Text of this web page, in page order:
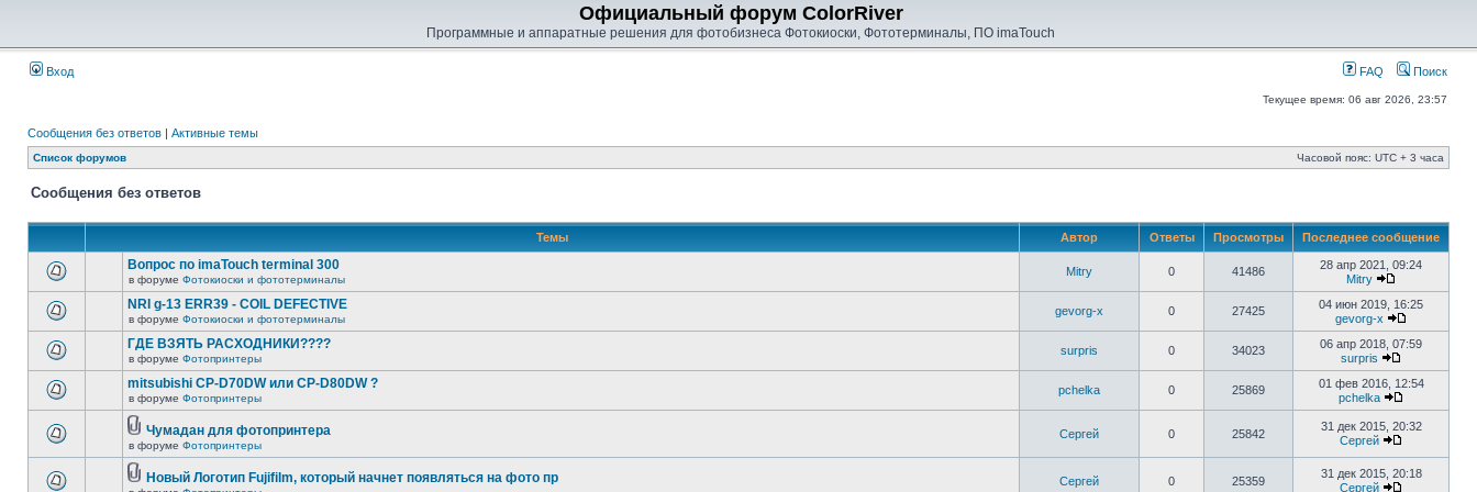
Официальный форум ColorRiver
Программные и аппаратные решения для фотобизнеса Фотокиоски, Фототерминалы, ПО imaTouch
Вход FAQ Поиск
Текущее время: 06 авг 2026, 23:57
Сообщения без ответов | Активные темы
Список форумов Часовой пояс: UTC + 3 часа
Сообщения без ответов
Темы Автор Ответы Просмотры Последнее сообщение
Вопрос по imaTouch terminal 300
в форуме Фотокиоски и фототерминалы
Mitry 0 41486
28 апр 2021, 09:24
Mitry
NRI g-13 ERR39 - COIL DEFECTIVE
в форуме Фотокиоски и фототерминалы
gevorg-x 0 27425
04 июн 2019, 16:25
gevorg-x
ГДЕ ВЗЯТЬ РАСХОДНИКИ????
в форуме Фотопринтеры
surpris 0 34023
06 апр 2018, 07:59
surpris
mitsubishi CP-D70DW или CP-D80DW ?
в форуме Фотопринтеры
pchelka 0 25869
01 фев 2016, 12:54
pchelka
Чумадан для фотопринтера
в форуме Фотопринтеры
Сергей 0 25842
31 дек 2015, 20:32
Сергей
Новый Логотип Fujifilm, который начнет появляться на фото пр Сергей 0 25359
31 дек 2015, 20:18
Сергей